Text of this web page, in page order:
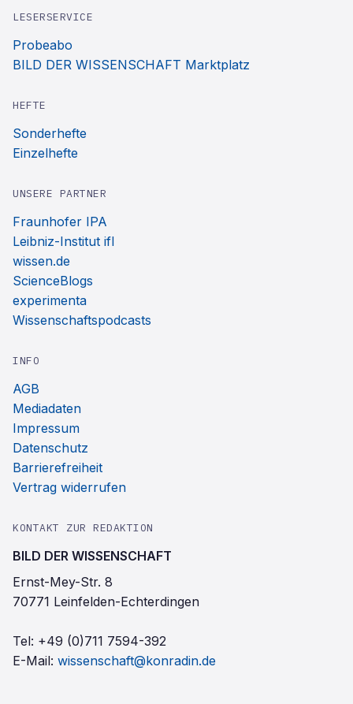
LESERSERVICE
Probeabo
BILD DER WISSENSCHAFT Marktplatz
HEFTE
Sonderhefte
Einzelhefte
UNSERE PARTNER
Fraunhofer IPA
Leibniz-Institut ifl
wissen.de
ScienceBlogs
experimenta
Wissenschaftspodcasts
INFO
AGB
Mediadaten
Impressum
Datenschutz
Barrierefreiheit
Vertrag widerrufen
KONTAKT ZUR REDAKTION
BILD DER WISSENSCHAFT
Ernst-Mey-Str. 8
70771 Leinfelden-Echterdingen
Tel: +49 (0)711 7594-392
E-Mail: wissenschaft@konradin.de